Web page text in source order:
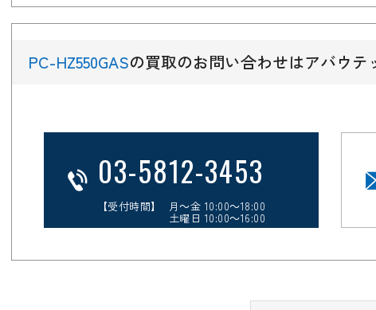
PC-HZ550GASの買取のお問い合わせはアバウテ
03-5812-3453
【受付時間】 月～金 10:00～18:00
土曜日 10:00～16:00